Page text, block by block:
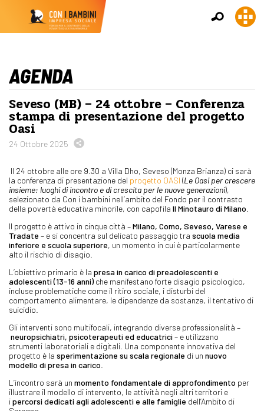
AGENDA
Seveso (MB) – 24 ottobre – Conferenza
stampa di presentazione del progetto
Oasi
24 Ottobre 2025
Il 24 ottobre alle ore 9.30 a Villa Dho, Seveso (Monza Brianza) ci sarà
la conferenza di presentazione del progetto OASI (Le Oasi per crescere
insieme: luoghi di incontro e di crescita per le nuove generazioni),
selezionato da Con i bambini nell’ambito del Fondo per il contrasto
della povertà educativa minorile, con capofila Il Minotauro di Milano
Il progetto è attivo in cinque città –Milano, Como, Seveso, Varese e
Tradate – e si concentra sul delicato passaggio tra scuola media
inferiore e scuola superiore, un momento in cui è particolarmente
alto il rischio di disagio.
L’obiettivo primario è la presa in carico di preadolescenti e
adolescenti (13-16 anni) che manifestano forte disagio psicologico,
incluse problematiche come il ritiro sociale, i disturbi del
comportamento alimentare, le dipendenze da sostanze, il tentativo di
suicidio.
Gli interventi sono multifocali, integrando diverse professionalità –
neuropsichiatri, psicoterapeuti ed educatrici– e utilizzano
strumenti laboratoriali e digitali. Una componente innovativa del
progetto è la sperimentazione su scala regionale di un nuovo
modello di presa in carico
L’incontro sarà un momento fondamentale di approfondimento per
illustrare il modello di intervento, le attività negli altri territori e
ipercorsi dedicati agli adolescenti e alle famiglie dell’Ambito di